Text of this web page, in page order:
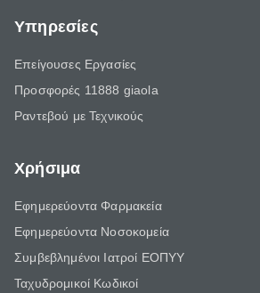
Υπηρεσίες
Επείγουσες Εργασίες
Προσφορές 11888 giaola
Ραντεβού με Τεχνικούς
Χρήσιμα
Εφημερεύοντα Φαρμακεία
Εφημερεύοντα Νοσοκομεία
Συμβεβλημένοι Ιατροί ΕΟΠΥΥ
Ταχυδρομικοί Κωδικοί